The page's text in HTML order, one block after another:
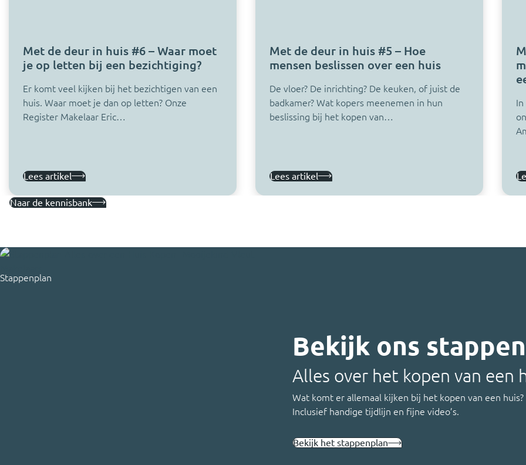
Met de deur in huis #6 – Waar moet
je op letten bij een bezichtiging?
Er komt veel kijken bij het bezichtigen van een
huis. Waar moet je dan op letten? Onze
Register Makelaar Eric…
Lees artikel
Met de deur in huis #5 – Hoe
mensen beslissen over een huis
De vloer? De inrichting? De keuken, of juist de
badkamer? Wat kopers meenemen in hun
beslissing bij het kopen van…
Lees artikel
Naar de kennisbank
Stappenplan
Bekijk ons
Alles over het kopen van een
Wat komt er allemaal kijken bij het kopen van een
Inclusief handige tijdlijn en fijne video’s.
Bekijk het stappenplan